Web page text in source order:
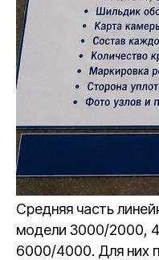
Средняя часть
модели 3000/2000,
6000/4000. Для них